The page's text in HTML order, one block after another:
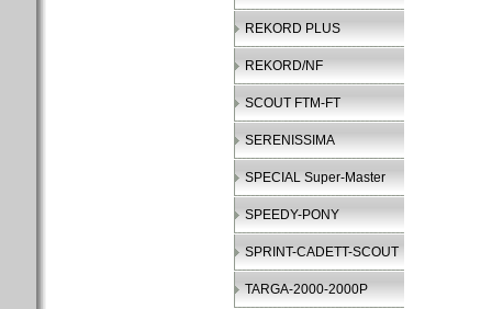
REKORD PLUS
REKORD/NF
SCOUT FTM-FT
SERENISSIMA
SPECIAL Super-Master
SPEEDY-PONY
SPRINT-CADETT-SCOUT
TARGA-2000-2000P